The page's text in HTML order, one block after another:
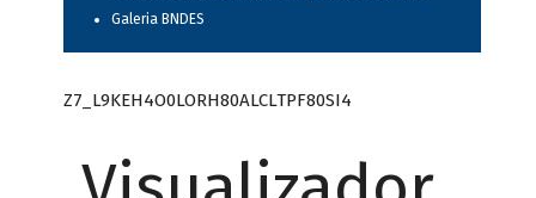
Galeria BNDES
Z7_L9KEH4O0LORH80ALCLTPF80SI4